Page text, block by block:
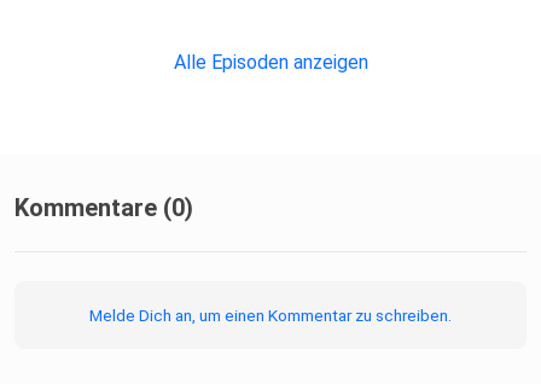
Alle Episoden anzeigen
Kommentare (0)
Melde Dich an, um einen Kommentar zu schreiben.